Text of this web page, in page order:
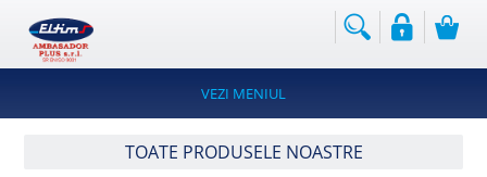
VEZI MENIUL
TOATE PRODUSELE NOASTRE
PRODUSELE
NOASTRE